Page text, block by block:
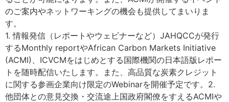
のご案内やネットワーキングの機会も提供してまいりま
す。​
1. 情報発信（レポートやウェビナーなど）JAHQCCが発行
するMonthly reportやAfrican Carbon Markets Initiative
(ACMI)、ICVCMをはじめとする国際機関の日本語版レポー
トを随時配信いたします。また、高品質な炭素クレジット
に関する参画企業向け限定のWebinarを開催予定です。​2.
他団体との意見交換・交流​途上国政府閣僚をすえるACMIや